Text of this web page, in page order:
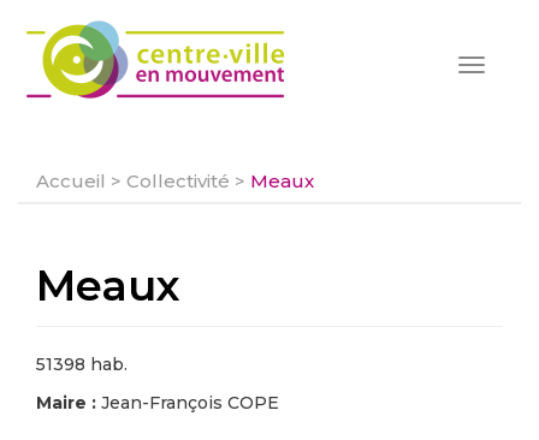
Toggle
Accueil > Collectivité > Meaux
Meaux
51398 hab.
Maire : Jean-François COPE